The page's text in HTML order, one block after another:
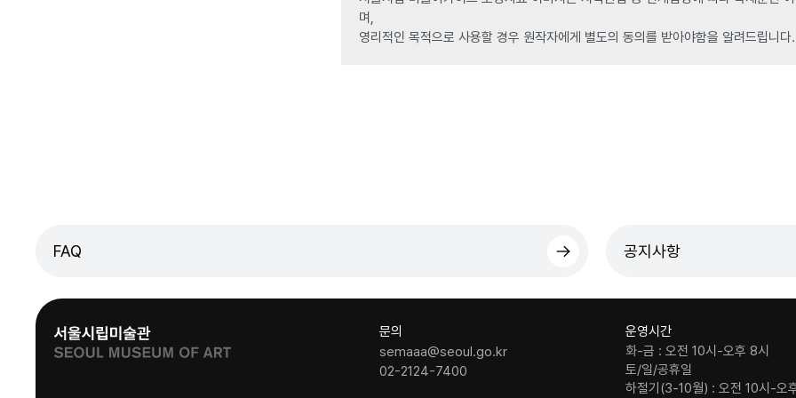
며,
영리적인 목적으로 사용할 경우 원작자에게 별도의 동의를 받아야함을 알려드립니다.
FAQ 공지사항
문의
semaaa@seoul.go.kr
02-2124-7400
운영시간
화-금 : 오전 10시-오후 8시
토/일/공휴일
하절기(3-10월) : 오전 10시-오